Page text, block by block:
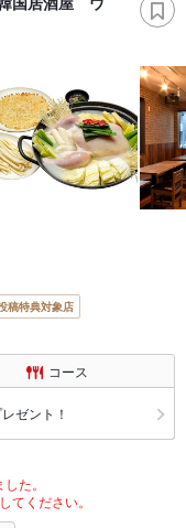
稿特典対象店
コース
ゼント！
た。
てください。